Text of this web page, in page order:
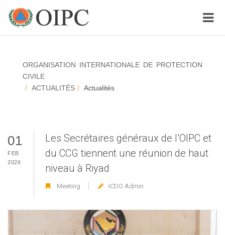
ORGANISATION INTERNATIONALE DE PROTECTION
CIVILE
ACTUALITÉS
Actualités
01
FEB
2026
Les Secrétaires généraux de l’OIPC et
du CCG tiennent une réunion de haut
niveau à Riyad
Meeting ICDO Admin